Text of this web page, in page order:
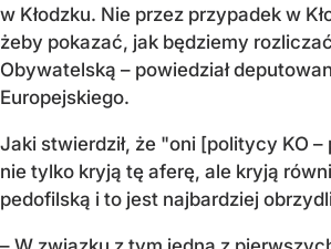
w Kłodzku. Nie przez przypadek w
żeby pokazać, jak będziemy
Obywatelską – powiedział
Europejskiego.
Jaki stwierdził, że "oni [politycy KO –
nie tylko kryją tę aferę, ale kryją
pedofilską i to jest najbardziej